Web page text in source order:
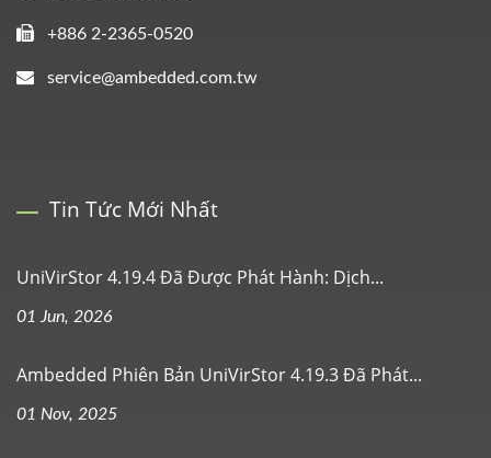
+886 2-2365-0520
service@ambedded.com.tw
Tin Tức Mới Nhất
UniVirStor 4.19.4 Đã Được Phát Hành: Dịch...
01 Jun, 2026
Ambedded Phiên Bản UniVirStor 4.19.3 Đã Phát...
01 Nov, 2025